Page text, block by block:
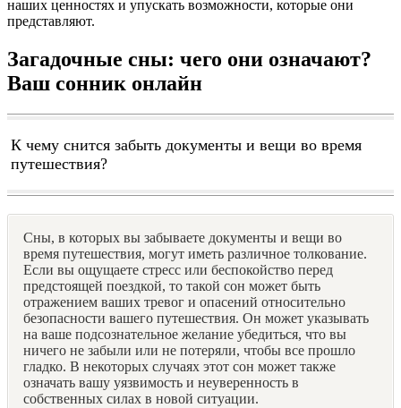
наших ценностях и упускать возможности, которые они
представляют.
Загадочные сны: чего они означают?
Ваш сонник онлайн
К чему снится забыть документы и вещи во время
путешествия?
Сны, в которых вы забываете документы и вещи во
время путешествия, могут иметь различное толкование.
Если вы ощущаете стресс или беспокойство перед
предстоящей поездкой, то такой сон может быть
отражением ваших тревог и опасений относительно
безопасности вашего путешествия. Он может указывать
на ваше подсознательное желание убедиться, что вы
ничего не забыли или не потеряли, чтобы все прошло
гладко. В некоторых случаях этот сон может также
означать вашу уязвимость и неуверенность в
собственных силах в новой ситуации.